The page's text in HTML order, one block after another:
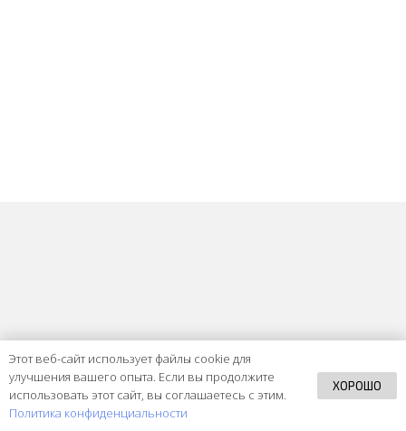
Этот веб-сайт использует файлы cookie для
улучшения вашего опыта. Если вы продолжите
использовать этот сайт, вы соглашаетесь с этим.
Политика конфиденциальности
ХОРОШО